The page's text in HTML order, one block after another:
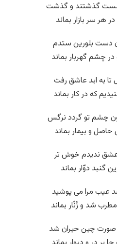
مست گذشتند و گذشت
هر سر بازار بماند
دست بلورین ستدم
چشم گهربار بماند
تا به ابد عاشق رفت
که در کار بماند
چشم تو گردد نرگس
و بیمار بماند
ندیدم خوش تر
گنبد دوّار بماند
عیب مرا می پوشید
شد و زُنّار بماند
صورت چین حیران شد